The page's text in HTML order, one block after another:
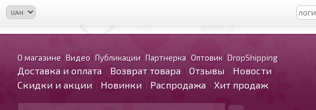
О магазине Видео Публикации Партнерка Оптовик DropShipping
Доставка и оплата Возврат товара Отзывы
Новости
Скидки и акции
Новинки Распродажа Хит продаж